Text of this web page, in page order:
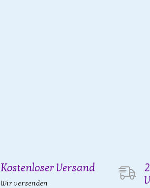
Kostenloser Versand
Wir versenden